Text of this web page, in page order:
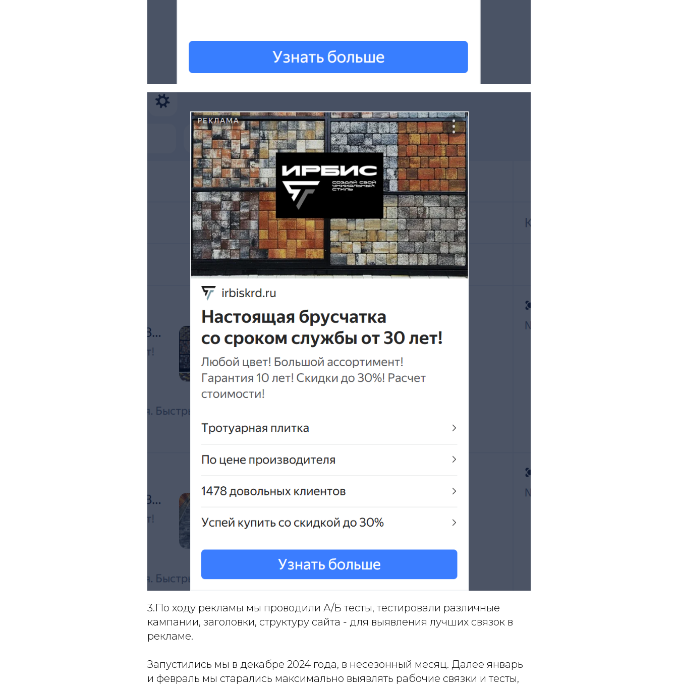
3.По ходу рекламы мы проводили А/Б тесты, тестировали различные
кампании, заголовки, структуру сайта - для выявления лучших связок в
рекламе.
Запустились мы в декабре 2024 года, в несезонный месяц. Далее январь
и февраль мы старались максимально выявлять рабочие связки и тесты,